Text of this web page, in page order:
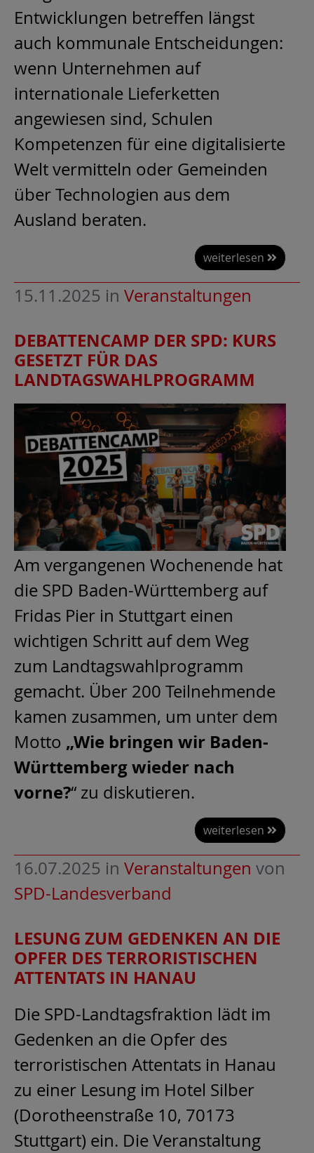
Entwicklungen betreffen längst
auch kommunale Entscheidungen:
wenn Unternehmen auf
internationale Lieferketten
angewiesen sind, Schulen
Kompetenzen für eine digitalisierte
Welt vermitteln oder Gemeinden
über Technologien aus dem
Ausland beraten.
weiterlesen
15.11.2025 in Veranstaltungen
DEBATTENCAMP DER SPD: KURS
GESETZT FÜR DAS
LANDTAGSWAHLPROGRAMM
Am vergangenen Wochenende hat
die SPD Baden-Württemberg auf
Fridas Pier in Stuttgart einen
wichtigen Schritt auf dem Weg
zum Landtagswahlprogramm
gemacht. Über 200 Teilnehmende
kamen zusammen, um unter dem
Motto „Wie bringen wir Baden-
Württemberg wieder nach
vorne?“ zu diskutieren.
weiterlesen
16.07.2025 in Veranstaltungen von
SPD-Landesverband
LESUNG ZUM GEDENKEN AN DIE
OPFER DES TERRORISTISCHEN
ATTENTATS IN HANAU
Die SPD-Landtagsfraktion lädt im
Gedenken an die Opfer des
terroristischen Attentats in Hanau
zu einer Lesung im Hotel Silber
(Dorotheenstraße 10, 70173
Stuttgart) ein. Die Veranstaltung